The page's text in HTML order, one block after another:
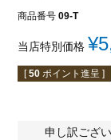
商品番号 09-T
当店特別価格 ¥
[ 50 ポイント進呈 ]
申し訳ござ